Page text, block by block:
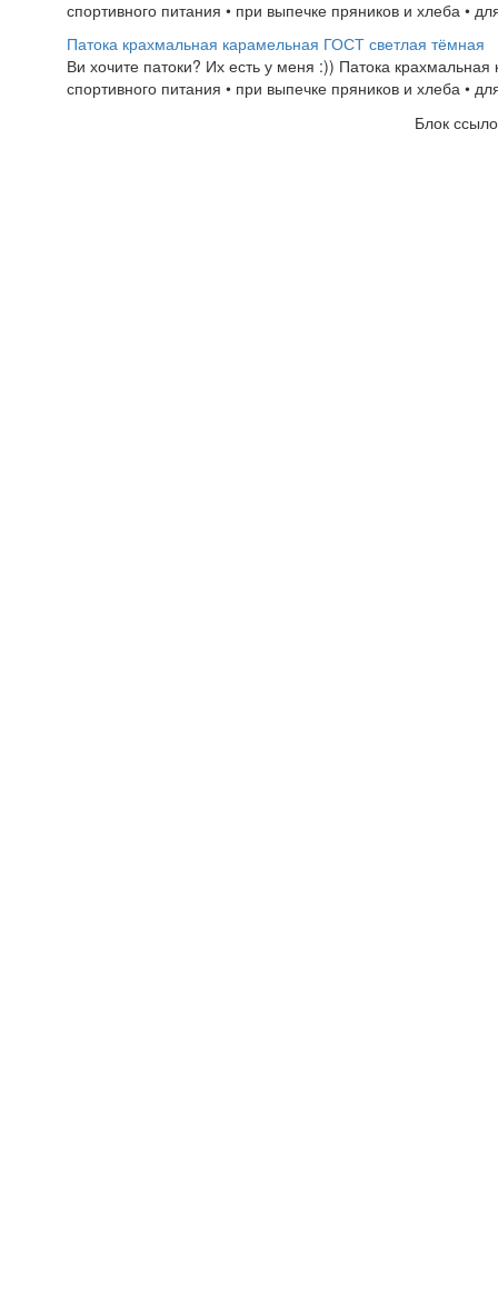
спортивного питания • при выпечке пряников и хлеба •
Патока крахмальная карамельная ГОСТ светлая тёмная
Ви хочите патоки? Их есть у меня :)) Патока
спортивного питания • при выпечке пряников и хлеба •
Блок